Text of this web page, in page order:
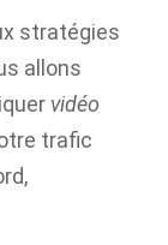
stratégies
allons
vidéo
trafic